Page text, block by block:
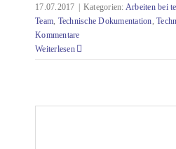
17.07.2017 Kategorien: Arbeiten bei
Team, Technische Dokumentation,
Kommentare
Weiterlesen